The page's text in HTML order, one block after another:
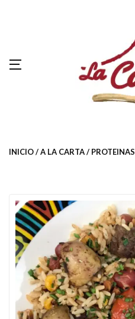
INICIO A LA CARTA PROTEINAS